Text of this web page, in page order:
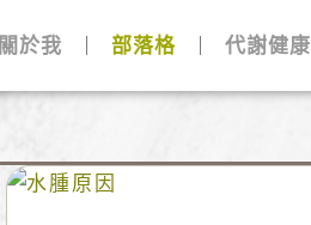
關於我 部落格 代謝健康